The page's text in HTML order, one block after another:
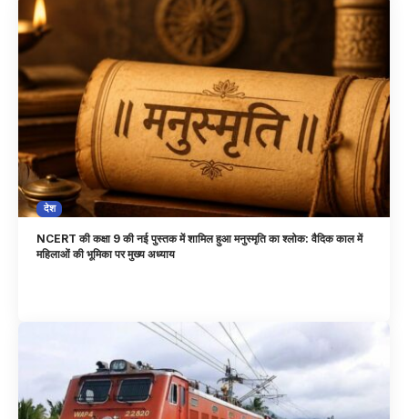
देश
NCERT की कक्षा 9 की नई पुस्तक में शामिल हुआ मनुस्मृति का श्लोक: वैदिक काल में
महिलाओं की भूमिका पर मुख्य अध्याय